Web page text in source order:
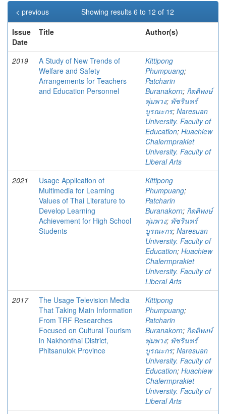
Showing results 6 to 12 of 12
< previous
Issue
Date
Title Author(s)
2019
A Study of New Trends of
Welfare and Safety
Arrangements for Teachers
and Education Personnel
Kittipong
Phumpuang;
Patcharin
Buranakorn; กิตติพงษ์
พุ่มพวง; พัชรินทร์
บูรณะกร; Naresuan
University. Faculty of
Education; Huachiew
Chalermprakiet
University. Faculty of
Liberal Arts
2021
Usage Application of
Multimedia for Learning
Values of Thai Literature to
Develop Learning
Achievement for High School
Students
Kittipong
Phumpuang;
Patcharin
Buranakorn; กิตติพงษ์
พุ่มพวง; พัชรินทร์
บูรณะกร; Naresuan
University. Faculty of
Education; Huachiew
Chalermprakiet
University. Faculty of
Liberal Arts
2017
The Usage Television Media
That Taking Main Information
From TRF Researches
Focused on Cultural Tourism
in Nakhonthai District,
Phitsanulok Province
Kittipong
Phumpuang;
Patcharin
Buranakorn; กิตติพงษ์
พุ่มพวง; พัชรินทร์
บูรณะกร; Naresuan
University. Faculty of
Education; Huachiew
Chalermprakiet
University. Faculty of
Liberal Arts